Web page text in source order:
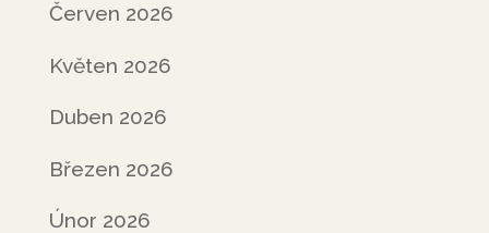
Červen 2026
Květen 2026
Duben 2026
Březen 2026
Únor 2026